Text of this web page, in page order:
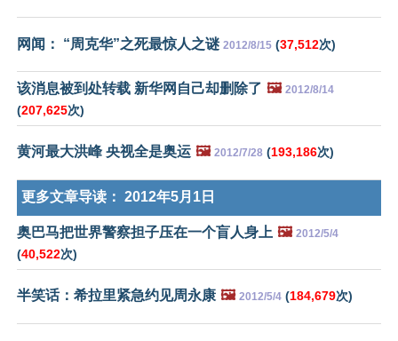
网闻： “周克华”之死最惊人之谜 2012/8/15 (37,512次)
该消息被到处转载 新华网自己却删除了 🖼️ 2012/8/14
(207,625次)
黄河最大洪峰 央视全是奥运 🖼️ 2012/7/28 (193,186次)
更多文章导读： 2012年5月1日
奥巴马把世界警察担子压在一个盲人身上 🖼️ 2012/5/4
(40,522次)
半笑话：希拉里紧急约见周永康 🖼️ 2012/5/4 (184,679次)